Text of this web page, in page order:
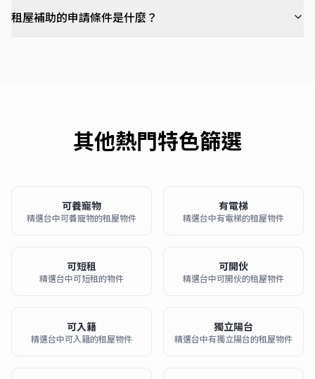
租屋補助的申請條件是什麼？
其他熱門特色篩選
可養寵物
精選台中可養寵物的租屋物件
有電梯
精選台中有電梯的租屋物件
可短租
精選台中可短租的物件
可開伙
精選台中可開伙的租屋物件
可入籍
精選台中可入籍的租屋物件
獨立陽台
精選台中有獨立陽台的租屋物件